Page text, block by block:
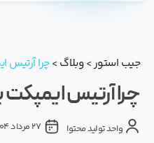
جیب استور>وبلاگ >چرا
چرا آرتیس
واحد تولید محتوا 27 مرداد 1404 09:30:01